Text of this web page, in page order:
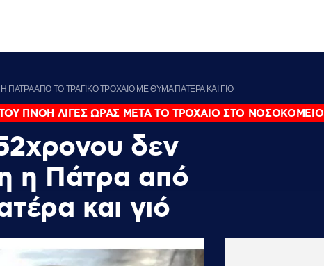
ΑΠΟ ΤΟ ΤΡΑΓΙΚΟ ΤΡΟΧΑΙΟ ΜΕ ΘΥΜΑ ΠΑΤΕΡΑ ΚΑΙ ΓΙΟ
ΠΝΟΗ ΛΙΓΕΣ ΩΡΑΣ ΜΕΤΑ ΤΟ ΤΡΟΧΑΙΟ ΣΤΟ ΝΟΣΟΚΟΜΕΙΟ
δεν
η Πάτρα από
και γιό